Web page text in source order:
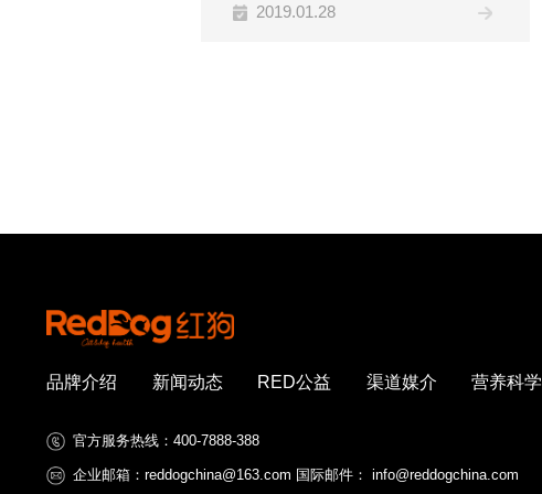
2019.01.28
品牌介绍 新闻动态 RED公益 渠道媒介 营养科学
官方服务热线：400-7888-388
企业邮箱：reddogchina@163.com 国际邮件： info@reddogchina.com